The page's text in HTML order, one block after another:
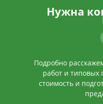
Нужна
Подробно
работ и типовых
стоимость и